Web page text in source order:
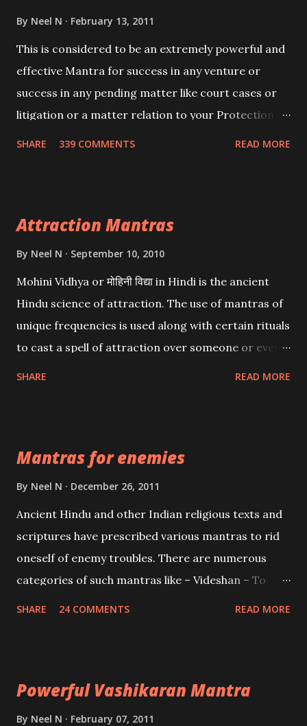
By Neel N February 13, 2011
This is considered to be an extremely powerful and
effective Mantra for success in any venture or
success in any pending matter like court cases or
litigation or a matter relation to your Protection or
SHARE 339 COMMENTS READ MORE
Attraction Mantras
By Neel N September 10, 2010
Mohini Vidhya or मोहिनी विद्या in Hindi is the ancient
Hindu science of attraction. The use of mantras of
unique frequencies is used along with certain rituals
to cast a spell of attraction over someone or even a
Creator, the protector and the Destroyer or
Brahma, Vishnu and Mahesh. Vishnu manifested as
and destroy Bhasmasur an invincible demon.
SHARE READ MORE
Mantras for enemies
By Neel N December 26, 2011
Ancient Hindu and other Indian religious texts and
scriptures have prescribed various mantras to rid
oneself of enemy troubles. There are numerous
categories of such mantras like – Videshan – To
SHARE 24 COMMENTS READ MORE
Powerful Vashikaran Mantra
By Neel N February 07, 2011